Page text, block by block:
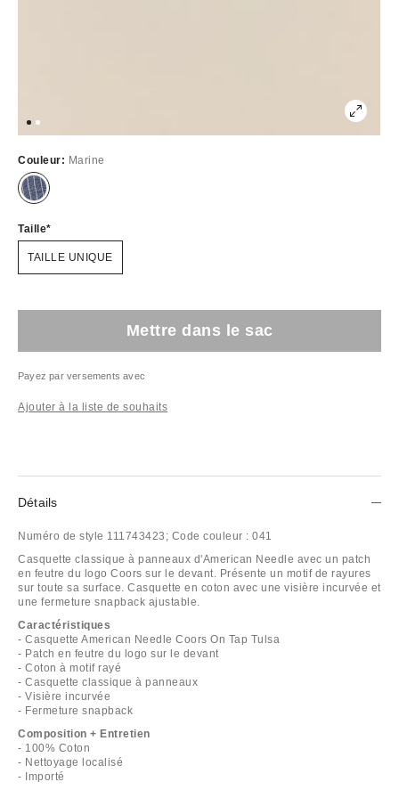
Couleur: Marine
Taille
TAILLE UNIQUE
Mettre dans le sac
Payez par versements avec
Ajouter à la liste de souhaits
Détails
Numéro de style 111743423; Code couleur : 041
Casquette classique à panneaux d'American Needle avec un patch
en feutre du logo Coors sur le devant. Présente un motif de rayures
sur toute sa surface. Casquette en coton avec une visière incurvée et
une fermeture snapback ajustable.
Caractéristiques
- Casquette American Needle Coors On Tap Tulsa
- Patch en feutre du logo sur le devant
- Coton à motif rayé
- Casquette classique à panneaux
- Visière incurvée
- Fermeture snapback
Composition + Entretien
- 100% Coton
- Nettoyage localisé
- Importé